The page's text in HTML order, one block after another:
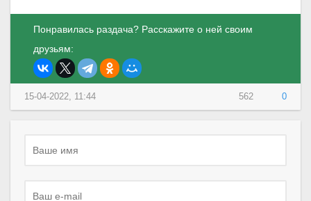
Понравилась раздача? Расскажите о ней своим
друзьям:
562 0
15-04-2022, 11:44